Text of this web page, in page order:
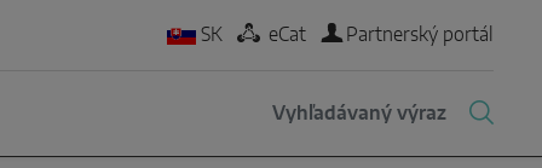
SK eCat Partnerský portál